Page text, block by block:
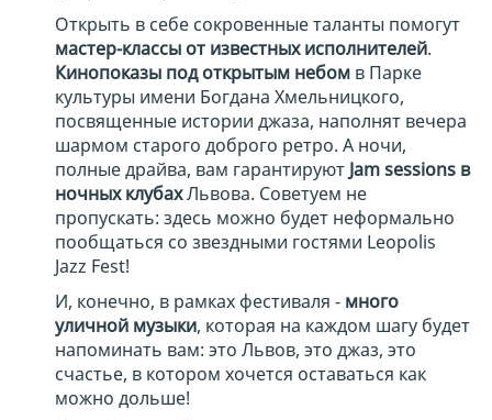
Открыть в себе сокровенные таланты помогут
мастер-классы от известных исполнителей.
Кинопоказы под открытым небом в Парке
культуры имени Богдана Хмельницкого,
посвященные истории джаза, наполнят вечера
шармом старого доброго ретро. А ночи,
полные драйва, вам гарантируют Jam sessions в
ночных клубахЛьвова. Советуем не
пропускать: здесь можно будет неформально
пообщаться со звездными гостями Leopolis
Jazz Fest!
И, конечно, в рамках фестиваля - много
уличной музыки, которая на каждом шагу будет
напоминать вам: это Львов, это джаз, это
счастье, в котором хочется оставаться как
можно дольше!